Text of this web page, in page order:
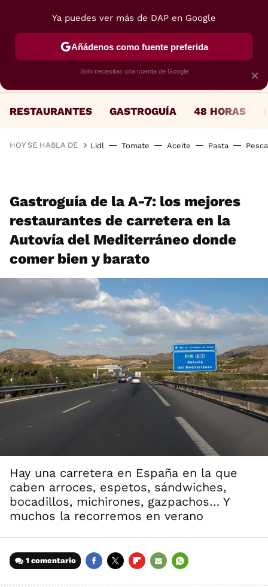
RESTAURANTES GASTROGUÍA 48 HORAS
HOY SE HABLA DE Lidl Tomate Aceite Pasta
Gastroguía de la A-7: los mejores
restaurantes de carretera en la
Autovía del Mediterráneo donde
comer bien y barato
Hay una carretera en España en la que
caben arroces, espetos, sándwiches,
bocadillos, michirones, gazpachos… Y
muchos la recorremos en verano
1 comentario
×
Ya puedes ver más de DAP en Google
Añádenos como fuente preferida
Solo necesitas una cuenta de Google